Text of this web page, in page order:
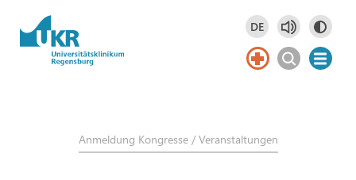
Springe zum Hauptinhalt DE
Deutsch
DE
Anmeldung Kongresse / Veranstaltungen